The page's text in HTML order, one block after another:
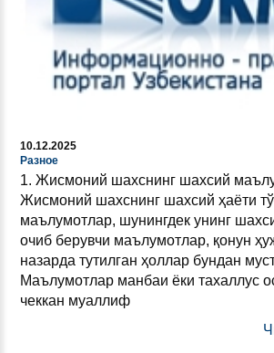
10.12.2025
Разное
1. Жисмоний шахснинг шахсий
Жисмоний шахснинг шахсий ҳаёти
маълумотлар, шунингдек унинг
очиб берувчи маълумотлар, қонун
назарда тутилган ҳоллар бундан
Маълумотлар манбаи ёки тахаллус
чеккан муаллиф